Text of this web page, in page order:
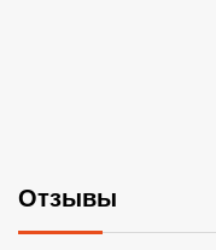
Отзывы